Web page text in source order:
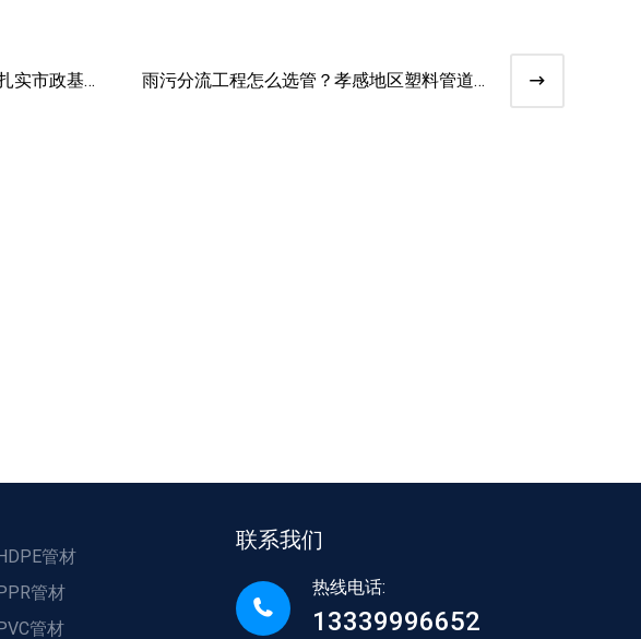
实市政基
雨污分流工程怎么选管？孝感地区塑料管道
管材
管材
管材
联系我们
热线电话:
13339996652